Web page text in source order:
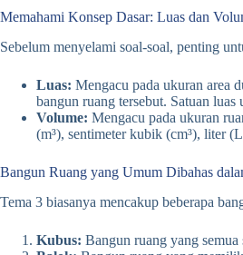
Memahami Konsep Dasar: Luas dan
Sebelum menyelami soal-soal, penting
Luas: Mengacu pada ukuran area
bangun ruang tersebut. Satuan luas
Volume: Mengacu pada ukuran
(m³), sentimeter kubik (cm³), liter
Bangun Ruang yang Umum Dibahas
Tema 3 biasanya mencakup beberapa
Kubus: Bangun ruang yang